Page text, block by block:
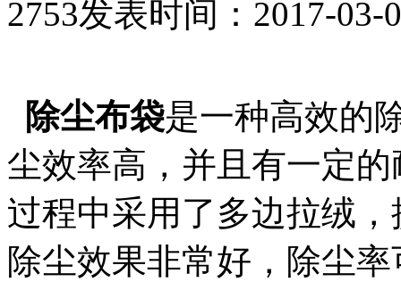
2753发表时间：2017-03-
除尘布袋是一种高效的
尘效率高，并且有一定
过程中采用了多边拉绒
除尘效果非常好，除尘